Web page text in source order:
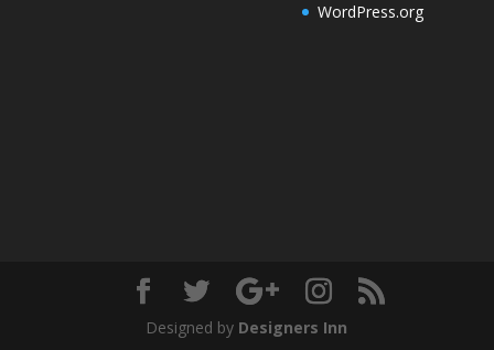
WordPress.org
Designed by Designers Inn